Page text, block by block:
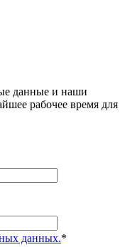
данные и наши
рабочее время для
данных.*